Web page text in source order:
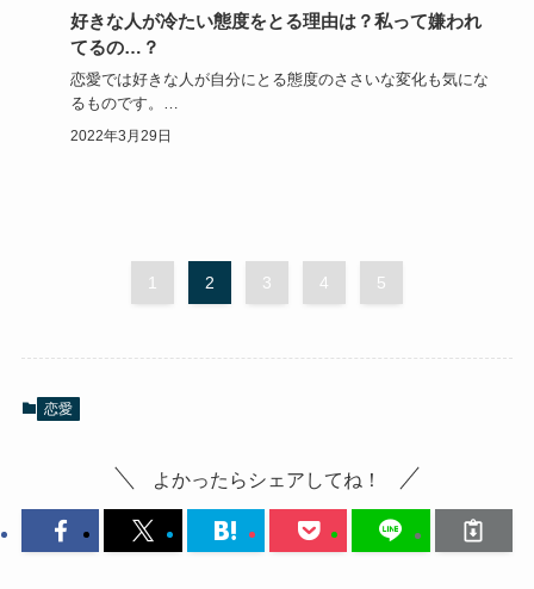
好きな人が冷たい態度をとる理由は？私って嫌われ
てるの…？
恋愛では好きな人が自分にとる態度のささいな変化も気にな
るものです。
少しでも冷たいと感じたら、自分の事が嫌いになったので…
2022年3月29日
1 2 3 4 5
恋愛
よかったらシェアしてね！